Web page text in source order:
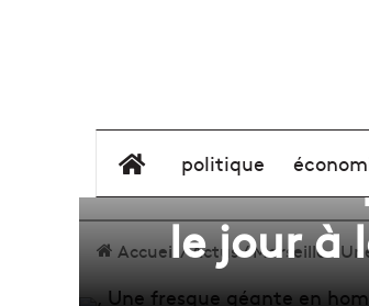
élément de menu
politique
Accueil /Actus/Marseille/
Une
le jour à